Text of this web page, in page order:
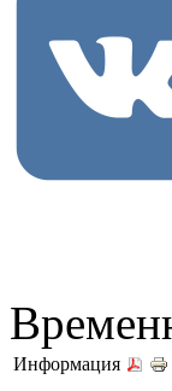
Информация